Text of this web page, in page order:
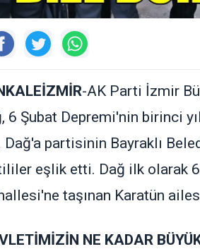
-AK Parti İzmir
6 Şubat Depremi'nin birinci
partisinin Bayraklı
eşlik etti. Dağ ilk olarak 6
taşınan Karatün
NE KADAR